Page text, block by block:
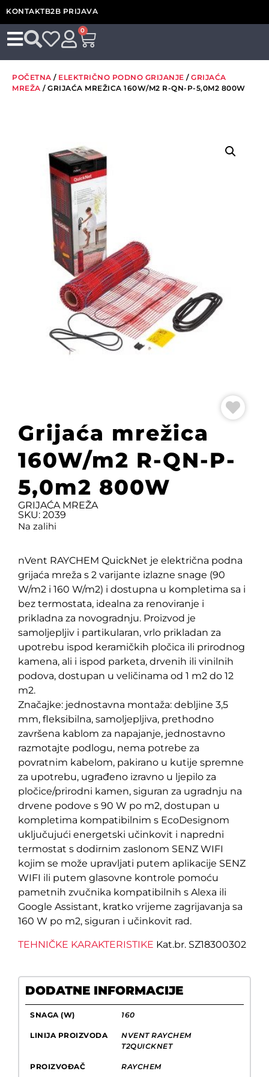
KONTAKTB2B PRIJAVA
0
POČETNA / ELEKTRIČNO PODNO GRIJANJE / GRIJAĆA
MREŽA / GRIJAĆA MREŽICA 160W/M2 R-QN-P-5,0M2 800W
Grijaća mrežica
160W/m2 R-QN-P-
5,0m2 800W
GRIJAĆA MREŽA
SKU: 2039
Na zalihi
nVent RAYCHEM QuickNet je električna podna
grijaća mreža s 2 varijante izlazne snage (90
W/m2 i 160 W/m2) i dostupna u kompletima sa i
bez termostata, idealna za renoviranje i
prikladna za novogradnju. Proizvod je
samoljepljiv i partikularan, vrlo prikladan za
upotrebu ispod keramičkih pločica ili prirodnog
kamena, ali i ispod parketa, drvenih ili vinilnih
podova, dostupan u veličinama od 1 m2 do 12
m2.
Značajke: jednostavna montaža: debljine 3,5
mm, fleksibilna, samoljepljiva, prethodno
završena kablom za napajanje, jednostavno
razmotajte podlogu, nema potrebe za
povratnim kabelom, pakirano u kutije spremne
za upotrebu, ugrađeno izravno u ljepilo za
pločice/prirodni kamen, siguran za ugradnju na
drvene podove s 90 W po m2, dostupan u
kompletima kompatibilnim s EcoDesignom
uključujući energetski učinkovit i napredni
termostat s dodirnim zaslonom SENZ WIFI
kojim se može upravljati putem aplikacije SENZ
WIFI ili putem glasovne kontrole pomoću
pametnih zvučnika kompatibilnih s Alexa ili
Google Assistant, kratko vrijeme zagrijavanja sa
160 W po m2, siguran i učinkovit rad.
TEHNIČKE KARAKTERISTIKE Kat.br. SZ18300302
DODATNE INFORMACIJE
SNAGA (W) 160
LINIJA PROIZVODA
NVENT RAYCHEM
T2QUICKNET
PROIZVOĐAČ RAYCHEM